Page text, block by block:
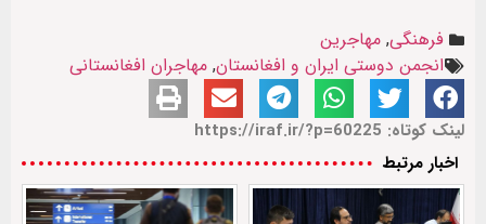
فرهنگی, مهاجرین
انجمن دوستی ایران و افغانستان, مهاجران افغانستانی
لینک کوتاه: https://iraf.ir/?p=60225
اخبار مرتبط